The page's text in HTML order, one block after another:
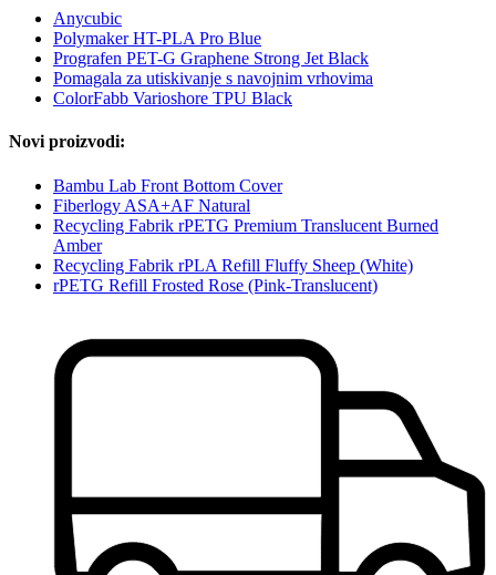
Anycubic
Polymaker HT-PLA Pro Blue
Prografen PET-G Graphene Strong Jet Black
Pomagala za utiskivanje s navojnim vrhovima
ColorFabb Varioshore TPU Black
Novi proizvodi:
Bambu Lab Front Bottom Cover
Fiberlogy ASA+AF Natural
Recycling Fabrik rPETG Premium Translucent Burned
Amber
Recycling Fabrik rPLA Refill Fluffy Sheep (White)
rPETG Refill Frosted Rose (Pink-Translucent)